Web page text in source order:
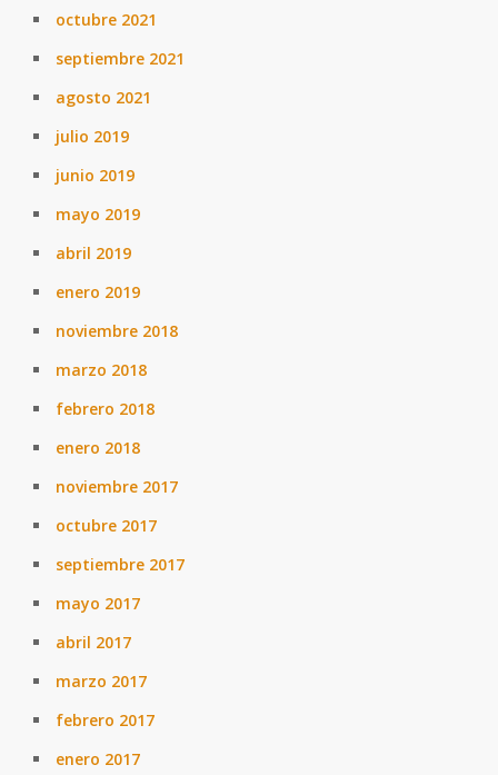
octubre 2021
septiembre 2021
agosto 2021
julio 2019
junio 2019
mayo 2019
abril 2019
enero 2019
noviembre 2018
marzo 2018
febrero 2018
enero 2018
noviembre 2017
octubre 2017
septiembre 2017
mayo 2017
abril 2017
marzo 2017
febrero 2017
enero 2017